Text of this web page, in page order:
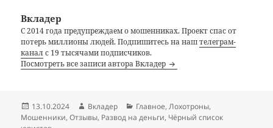
Вкладер
С 2014 года предупреждаем о мошенниках. Проект спас от
потерь миллионы людей. Подпишитесь на наштелеграм-
каналс 19 тысячами подписчиков.
Посмотреть все записи автора Вкладер
Опубликовано
13.10.2024 Автор
Вкладер Рубрики
Главное,Лохотроны,
Мошенники,Отзывы, Развод на деньги, Чёрный список